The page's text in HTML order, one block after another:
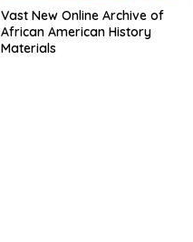
Vast New Online Archive of
African American History
Materials